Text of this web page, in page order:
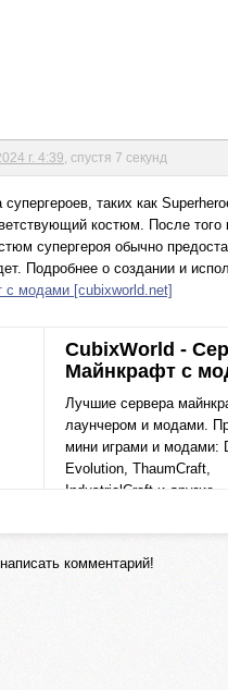
г. 4:39 , спустя 7 секунд
таких как
костюм. После
супергероя обычно
Подробнее о создании и
с модами [cubixworld.net]
CubixWorld -
Майнкрафт с
Лучшие сервера
лаунчером и модами.
мини играми и модами:
Evolution, ThaumCraft,
IndustrialCraft и другие.
комментарий!